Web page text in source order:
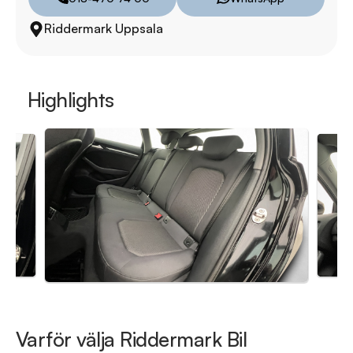
Highlights
Varför välja Riddermark Bil
Skydda din bil med vårt trygghetspaket. Välj mellan 12-60
månaders garanti och komplettera med extra
Med korta lagertider försvinner våra bilar snabbt! Ring oss
idag för att reservera din bil: 018-470 74 00. Vi erbjuder även
skräddarsydd finansiering och 14 dagars fri försäkring från
Folksam.
Se hur vi genomför våra tester här:
https://vimeo.com/1011323016
Välkomna!
Riddermark Uppsala